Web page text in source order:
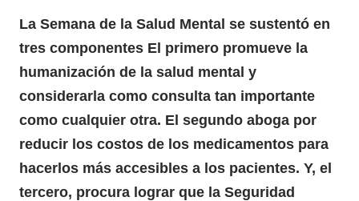
La Semana de la Salud Mental se sustentó en
tres componentes El primero promueve la
humanización de la salud mental y
considerarla como consulta tan importante
como cualquier otra. El segundo aboga por
reducir los costos de los medicamentos para
hacerlos más accesibles a los pacientes. Y, el
tercero, procura lograr que la Seguridad